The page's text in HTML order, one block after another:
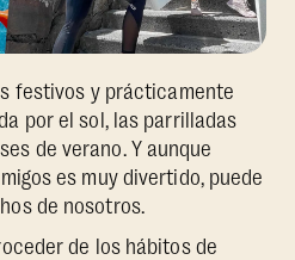
festivos y prácticamente
por el sol, las parrilladas
de verano. Y aunque
es muy divertido, puede
de nosotros.
de los hábitos de